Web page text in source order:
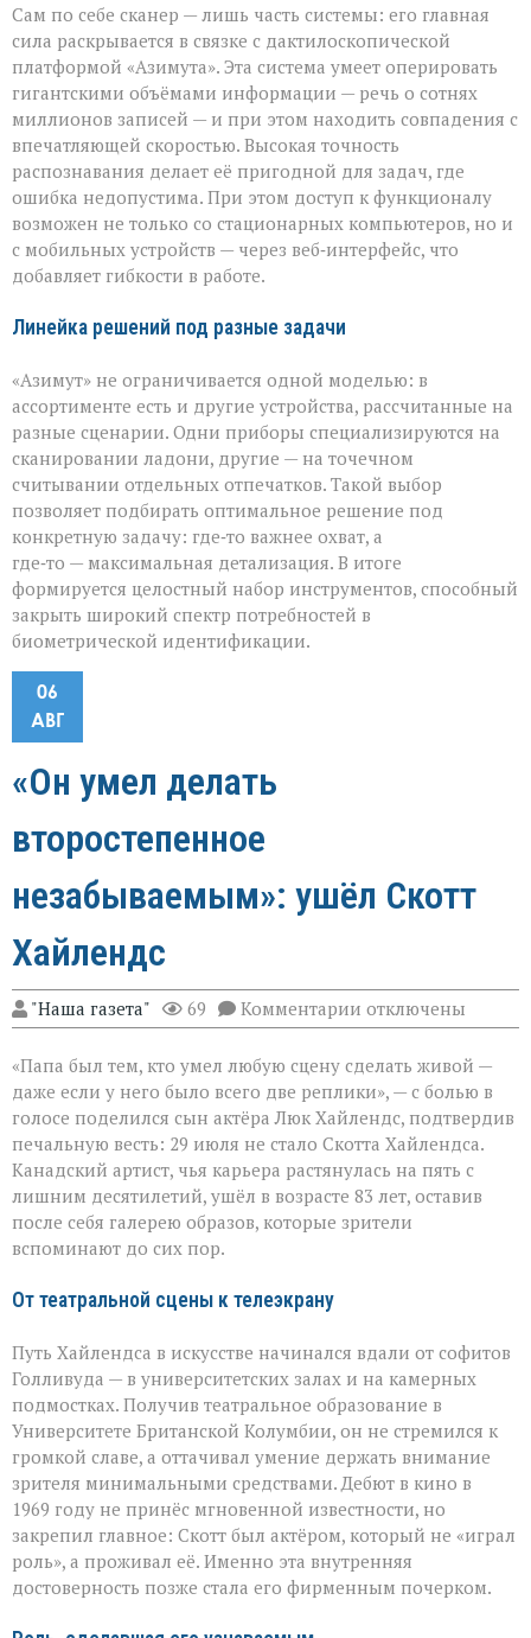
Сам по себе сканер — лишь часть системы: его главная
сила раскрывается в связке с дактилоскопической
платформой «Азимута». Эта система умеет оперировать
гигантскими объёмами информации — речь о сотнях
миллионов записей — и при этом находить совпадения с
впечатляющей скоростью. Высокая точность
распознавания делает её пригодной для задач, где
ошибка недопустима. При этом доступ к функционалу
возможен не только со стационарных компьютеров, но и
с мобильных устройств — через веб‑интерфейс, что
добавляет гибкости в работе.
Линейка решений под разные задачи
«Азимут» не ограничивается одной моделью: в
ассортименте есть и другие устройства, рассчитанные на
разные сценарии. Одни приборы специализируются на
сканировании ладони, другие — на точечном
считывании отдельных отпечатков. Такой выбор
позволяет подбирать оптимальное решение под
конкретную задачу: где‑то важнее охват, а
где‑то — максимальная детализация. В итоге
формируется целостный набор инструментов, способный
закрыть широкий спектр потребностей в
биометрической идентификации.
06
АВГ
«Он умел делать
второстепенное
незабываемым»: ушёл Скотт
Хайлендс
"Наша газета" 69 Комментарии к
записи
умел
делать
второстепенное
незабываемым»:
ушёл
Скотт
Хайлендс
отключены
«Папа был тем, кто умел любую сцену сделать живой —
даже если у него было всего две реплики», — с болью в
голосе поделился сын актёра Люк Хайлендс, подтвердив
печальную весть: 29 июля не стало Скотта Хайлендса.
Канадский артист, чья карьера растянулась на пять с
лишним десятилетий, ушёл в возрасте 83 лет, оставив
после себя галерею образов, которые зрители
вспоминают до сих пор.
От театральной сцены к телеэкрану
Путь Хайлендса в искусстве начинался вдали от софитов
Голливуда — в университетских залах и на камерных
подмостках. Получив театральное образование в
Университете Британской Колумбии, он не стремился к
громкой славе, а оттачивал умение держать внимание
зрителя минимальными средствами. Дебют в кино в
1969 году не принёс мгновенной известности, но
закрепил главное: Скотт был актёром, который не «играл
роль», а проживал её. Именно эта внутренняя
достоверность позже стала его фирменным почерком.